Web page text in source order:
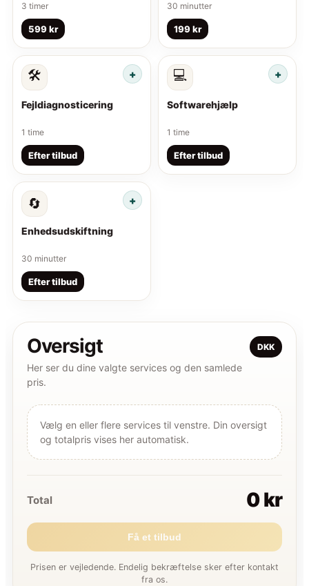
3 timer
599 kr
30 minutter
199 kr
🛠️
Fejldiagnosticering
1 time
Efter tilbud
💻
Softwarehjælp
1 time
Efter tilbud
🔄
Enhedsudskiftning
30 minutter
Efter tilbud
Oversigt
Her ser du dine valgte services og den samlede
pris.
DKK
Vælg en eller flere services til venstre. Din oversigt
og totalpris vises her automatisk.
Total 0 kr
Få et tilbud
Prisen er vejledende. Endelig bekræftelse sker efter kontakt
fra os.